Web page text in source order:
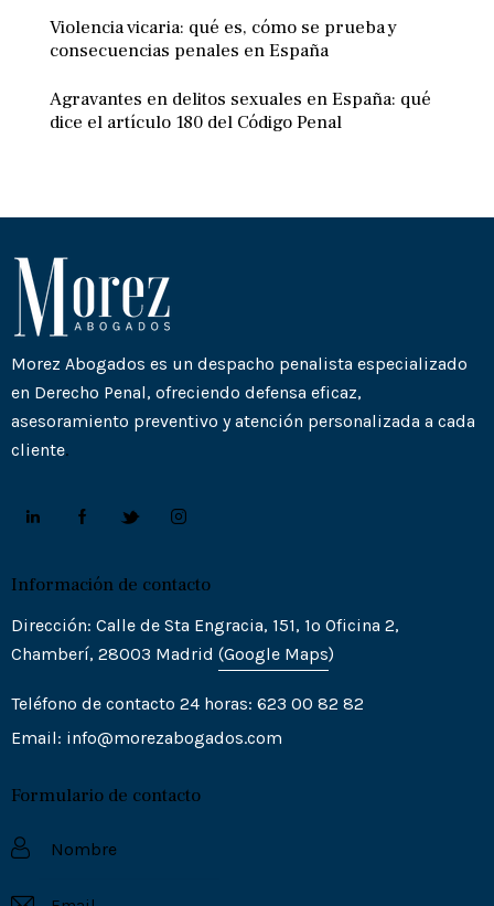
Violencia vicaria: qué es, cómo se prueba y
consecuencias penales en España
Agravantes en delitos sexuales en España: qué
dice el artículo 180 del Código Penal
Morez Abogados es un despacho penalista especializado
en Derecho Penal, ofreciendo defensa eficaz,
asesoramiento preventivo y atención personalizada a cada
cliente.
Información de contacto
Dirección: Calle de Sta Engracia, 151, 1º Oficina 2,
Chamberí, 28003 Madrid (Google Maps)
Teléfono de contacto 24 horas: 623 00 82 82
Email: info@morezabogados.com
Formulario de contacto